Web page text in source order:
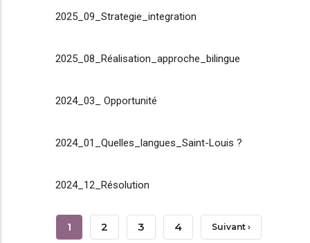
2025_09_Strategie_integration
2025_08_Réalisation_approche_bilingue
2024_03_ Opportunité
2024_01_Quelles_langues_Saint-Louis ?
2024_12_Résolution
Pagination
Page
1 Page
2 Page
3 Page
4 Page
Suivant ›